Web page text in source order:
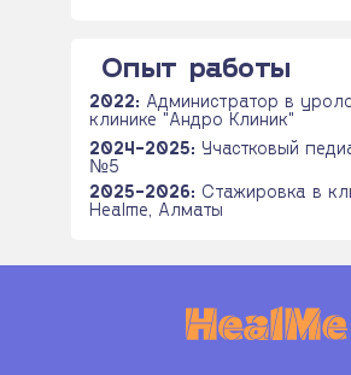
Опыт работы
2022: Администратор в
клинике "Андро Клиник"
2024-2025: Участковый
№5
2025-2026: Стажировка в
Healme, Алматы